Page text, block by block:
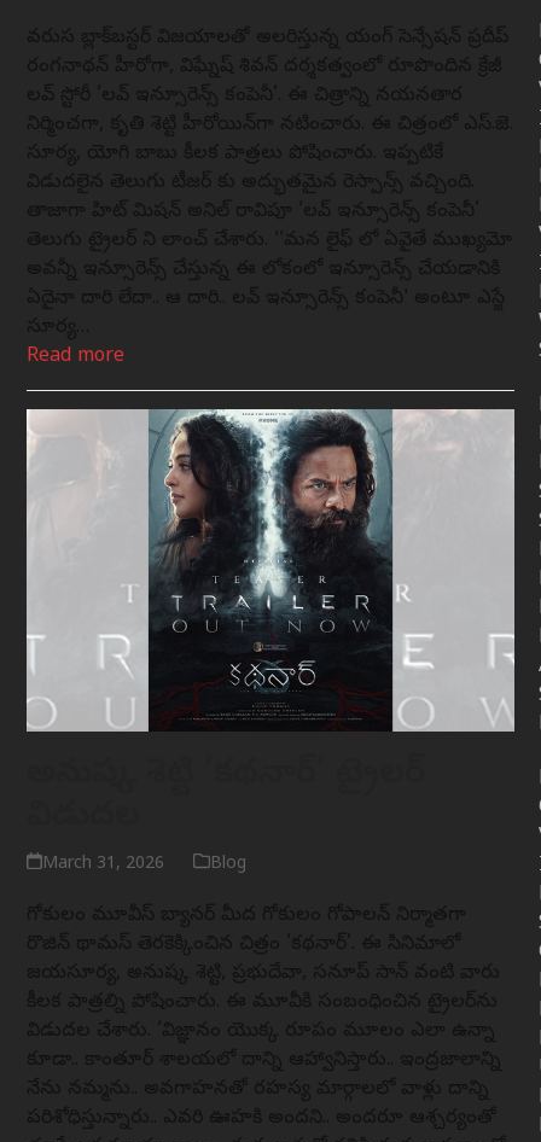
Read more
March 31, 2026 Blog